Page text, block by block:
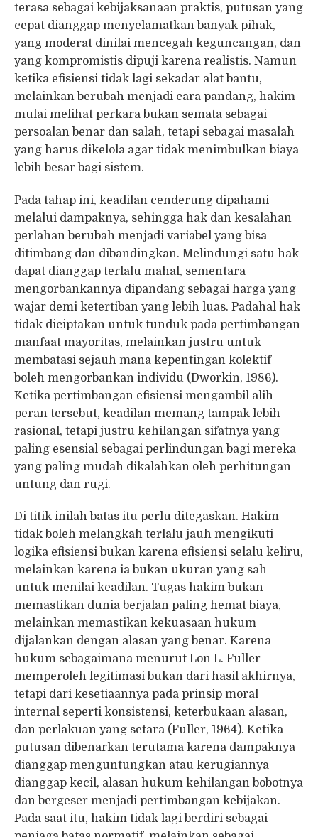
terasa sebagai kebijaksanaan praktis, putusan yang
cepat dianggap menyelamatkan banyak pihak,
yang moderat dinilai mencegah keguncangan, dan
yang kompromistis dipuji karena realistis. Namun
ketika efisiensi tidak lagi sekadar alat bantu,
melainkan berubah menjadi cara pandang, hakim
mulai melihat perkara bukan semata sebagai
persoalan benar dan salah, tetapi sebagai masalah
yang harus dikelola agar tidak menimbulkan biaya
lebih besar bagi sistem.
Pada tahap ini, keadilan cenderung dipahami
melalui dampaknya, sehingga hak dan kesalahan
perlahan berubah menjadi variabel yang bisa
ditimbang dan dibandingkan. Melindungi satu hak
dapat dianggap terlalu mahal, sementara
mengorbankannya dipandang sebagai harga yang
wajar demi ketertiban yang lebih luas. Padahal hak
tidak diciptakan untuk tunduk pada pertimbangan
manfaat mayoritas, melainkan justru untuk
membatasi sejauh mana kepentingan kolektif
boleh mengorbankan individu (Dworkin, 1986).
Ketika pertimbangan efisiensi mengambil alih
peran tersebut, keadilan memang tampak lebih
rasional, tetapi justru kehilangan sifatnya yang
paling esensial sebagai perlindungan bagi mereka
yang paling mudah dikalahkan oleh perhitungan
untung dan rugi.
Di titik inilah batas itu perlu ditegaskan. Hakim
tidak boleh melangkah terlalu jauh mengikuti
logika efisiensi bukan karena efisiensi selalu keliru,
melainkan karena ia bukan ukuran yang sah
untuk menilai keadilan. Tugas hakim bukan
memastikan dunia berjalan paling hemat biaya,
melainkan memastikan kekuasaan hukum
dijalankan dengan alasan yang benar. Karena
hukum sebagaimana menurut Lon L. Fuller
memperoleh legitimasi bukan dari hasil akhirnya,
tetapi dari kesetiaannya pada prinsip moral
internal seperti konsistensi, keterbukaan alasan,
dan perlakuan yang setara (Fuller, 1964). Ketika
putusan dibenarkan terutama karena dampaknya
dianggap menguntungkan atau kerugiannya
dianggap kecil, alasan hukum kehilangan bobotnya
dan bergeser menjadi pertimbangan kebijakan.
Pada saat itu, hakim tidak lagi berdiri sebagai